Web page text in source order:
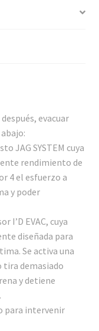
evacuar
JAG SYSTEM cuya
rendimiento de
4 el esfuerzo a
y poder
I’D EVAC, cuya
diseñada para
Se activa una
tira demasiado
y detiene
para intervenir